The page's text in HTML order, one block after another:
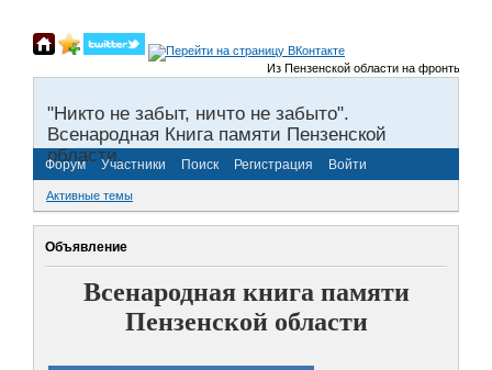
Из Пензенской области на фронты
"Никто не забыт, ничто не забыто".
Всенародная Книга памяти Пензенской
области.
Форум Участники Поиск Регистрация Войти
Активные темы
Объявление
Всенародная книга памяти
Пензенской области